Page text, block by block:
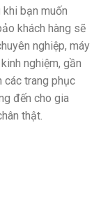
bạn muốn
khách hàng sẽ
nghiệp, máy
nghiệm, gần
các trang phục
đến cho gia
thật.